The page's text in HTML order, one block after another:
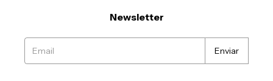
Newsletter